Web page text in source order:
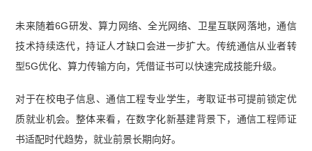
未来随着6G研发、算力网络、全光网络、卫星互联网落地，通信
技术持续迭代，持证人才缺口会进一步扩大。传统通信从业者转
型5G优化、算力传输方向，凭借证书可以快速完成技能升级。
对于在校电子信息、通信工程专业学生，考取证书可提前锁定优
质就业机会。整体来看，在数字化新基建背景下，通信工程师证
书适配时代趋势，就业前景长期向好。